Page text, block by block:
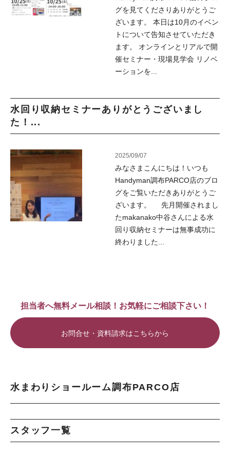
グを見てくださりありがとうご
ざいます。 本日は10月のイベン
トについて告知させていただき
ます。 オンラインとリアルで開
催セミナー・現場見学会 リノベ
ーションを...
水回り収納セミナーありがとうございまし
た！...
2025/09/07
みなさまこんにちは！いつも
Handyman調布PARCO店のブロ
グをご覧いただきありがとうご
ざいます。 先月開催されまし
たmakanako中谷さんによる水
回り収納セミナーは無事成功に
終わりました...
担当者へ無料メール相談！お気軽にご相談下さい！
お問合せ・資料請求はこちらから
水まわりショールーム調布PARCO店
スタッフ一覧